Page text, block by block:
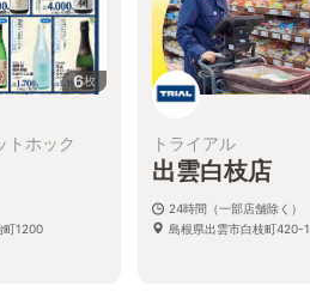
6枚
トホック
町1200
トライアル
出雲白枝店
24時間（一部店舗除く）
島根県出雲市白枝町420-1